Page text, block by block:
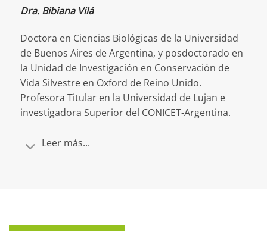
Dra. Bibiana Vilá
Doctora en Ciencias Biológicas de la Universidad
de Buenos Aires de Argentina, y posdoctorado en
la Unidad de Investigación en Conservación de
Vida Silvestre en Oxford de Reino Unido.
Profesora Titular en la Universidad de Lujan e
investigadora Superior del CONICET-Argentina.
Leer más...